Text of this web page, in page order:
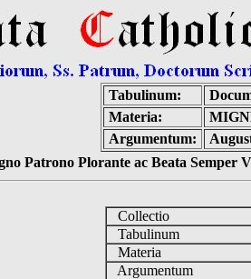
Tabulinum:
Materia:
Argumentum:
Patrono Plorante ac Beata Semper
Collectio
Tabulinum
Materia
Argumentum